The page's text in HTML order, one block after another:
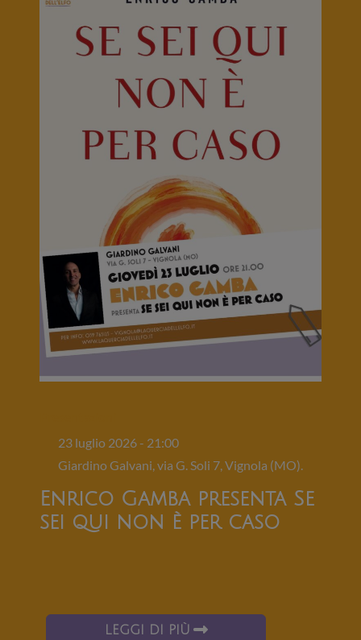
23 luglio 2026 - 21:00
Giardino Galvani, via G. Soli 7, Vignola (MO).
Enrico Gamba presenta Se
sei qui non è per caso
LEGGI DI PIÙ